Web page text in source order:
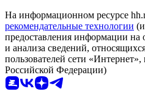
На информационном ресурсе
рекомендательные технологии
предоставления информации на
и анализа сведений,
пользователей сети
Российской Федерации)